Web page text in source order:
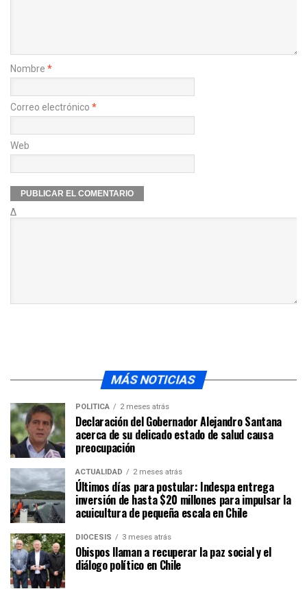
Nombre *
Correo electrónico *
Web
Δ
MÁS NOTICIAS
POLÍTICA 2 meses atrás
Declaración del Gobernador Alejandro Santana
acerca de su delicado estado de salud causa
preocupación
ACTUALIDAD 2 meses atrás
Últimos días para postular: Indespa entrega
inversión de hasta $20 millones para impulsar la
acuicultura de pequeña escala en Chile
DIÓCESIS 3 meses atrás
Obispos llaman a recuperar la paz social y el
diálogo político en Chile